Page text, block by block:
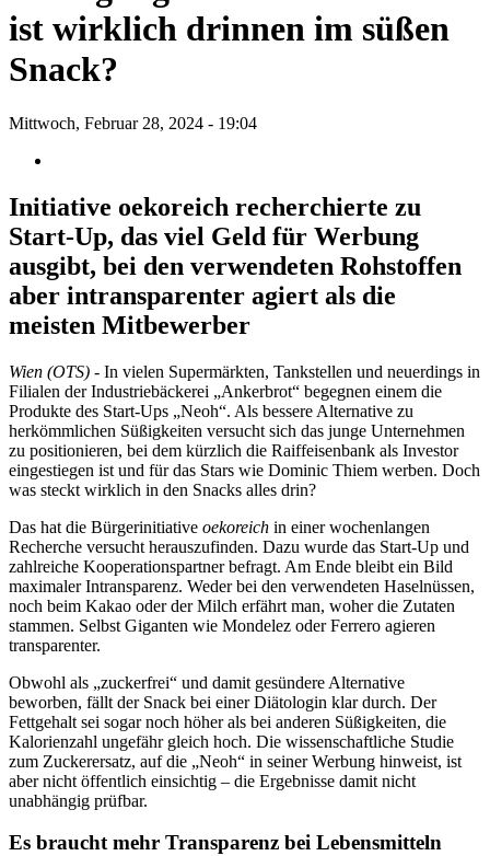
ist wirklich drinnen im süßen
Snack?
Mittwoch, Februar 28, 2024 - 19:04
Initiative oekoreich recherchierte zu
Start-Up, das viel Geld für Werbung
ausgibt, bei den verwendeten Rohstoffen
aber intransparenter agiert als die
meisten Mitbewerber
Wien (OTS) - In vielen Supermärkten, Tankstellen und neuerdings in
Filialen der Industriebäckerei „Ankerbrot“ begegnen einem die
Produkte des Start-Ups „Neoh“. Als bessere Alternative zu
herkömmlichen Süßigkeiten versucht sich das junge Unternehmen
zu positionieren, bei dem kürzlich die Raiffeisenbank als Investor
eingestiegen ist und für das Stars wie Dominic Thiem werben. Doch
was steckt wirklich in den Snacks alles drin?
Das hat die Bürgerinitiative oekoreich in einer wochenlangen
Recherche versucht herauszufinden. Dazu wurde das Start-Up und
zahlreiche Kooperationspartner befragt. Am Ende bleibt ein Bild
maximaler Intransparenz. Weder bei den verwendeten Haselnüssen,
noch beim Kakao oder der Milch erfährt man, woher die Zutaten
stammen. Selbst Giganten wie Mondelez oder Ferrero agieren
transparenter.
Obwohl als „zuckerfrei“ und damit gesündere Alternative
beworben, fällt der Snack bei einer Diätologin klar durch. Der
Fettgehalt sei sogar noch höher als bei anderen Süßigkeiten, die
Kalorienzahl ungefähr gleich hoch. Die wissenschaftliche Studie
zum Zuckerersatz, auf die „Neoh“ in seiner Werbung hinweist, ist
aber nicht öffentlich einsichtig – die Ergebnisse damit nicht
unabhängig prüfbar.
Es braucht mehr Transparenz bei Lebensmitteln